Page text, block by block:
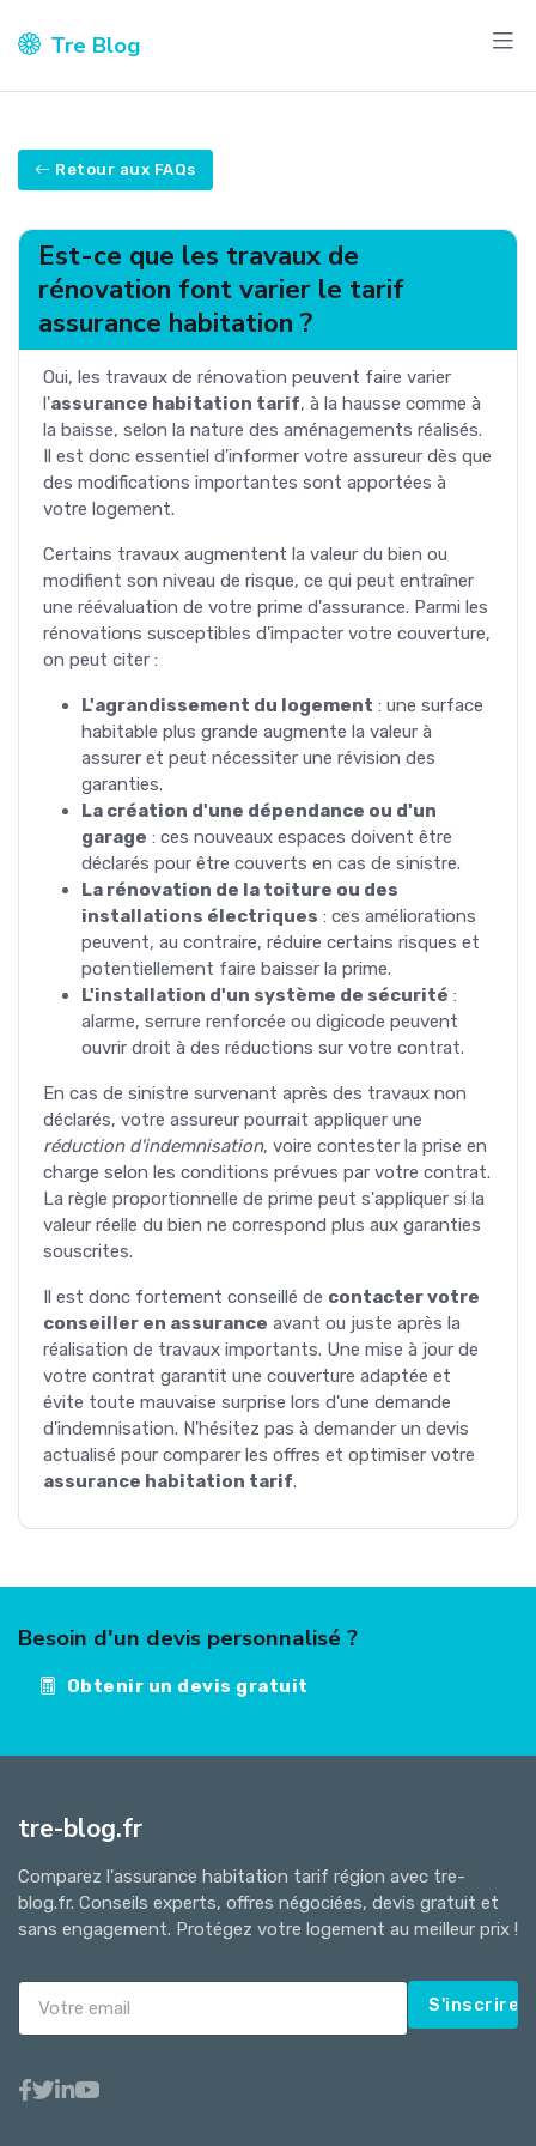
Tre Blog
Retour aux FAQs
Est-ce que les travaux de
rénovation font varier le tarif
assurance habitation ?
Oui, les travaux de rénovation peuvent faire varier
l'assurance habitation tarif, à la hausse comme à
la baisse, selon la nature des aménagements réalisés.
Il est donc essentiel d'informer votre assureur dès que
des modifications importantes sont apportées à
votre logement.
Certains travaux augmentent la valeur du bien ou
modifient son niveau de risque, ce qui peut entraîner
une réévaluation de votre prime d'assurance. Parmi les
rénovations susceptibles d'impacter votre couverture,
on peut citer :
L'agrandissement du logement : une surface
habitable plus grande augmente la valeur à
assurer et peut nécessiter une révision des
garanties.
La création d'une dépendance ou d'un
garage : ces nouveaux espaces doivent être
déclarés pour être couverts en cas de sinistre.
La rénovation de la toiture ou des
installations électriques : ces améliorations
peuvent, au contraire, réduire certains risques et
potentiellement faire baisser la prime.
L'installation d'un système de sécurité :
alarme, serrure renforcée ou digicode peuvent
ouvrir droit à des réductions sur votre contrat.
En cas de sinistre survenant après des travaux non
déclarés, votre assureur pourrait appliquer une
réduction d'indemnisation, voire contester la prise en
charge selon les conditions prévues par votre contrat.
La règle proportionnelle de prime peut s'appliquer si la
valeur réelle du bien ne correspond plus aux garanties
souscrites.
Il est donc fortement conseillé de contacter votre
conseiller en assurance avant ou juste après la
réalisation de travaux importants. Une mise à jour de
votre contrat garantit une couverture adaptée et
évite toute mauvaise surprise lors d'une demande
d'indemnisation. N'hésitez pas à demander un devis
actualisé pour comparer les offres et optimiser votre
assurance habitation tarif.
Besoin d'un devis personnalisé ?
Obtenir un devis gratuit
tre-blog.fr
Comparez l'assurance habitation tarif région avec tre-
blog.fr. Conseils experts, offres négociées, devis gratuit et
sans engagement. Protégez votre logement au meilleur prix !
S'inscrire